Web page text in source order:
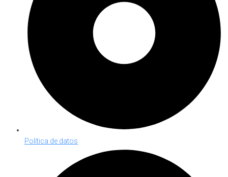
Política de datos